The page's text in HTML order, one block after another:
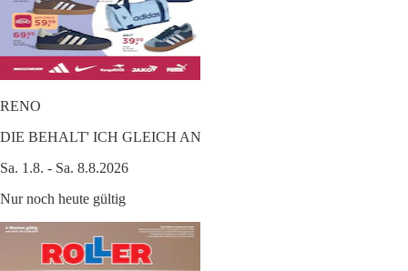
RENO
DIE BEHALT' ICH GLEICH AN
Sa. 1.8. - Sa. 8.8.2026
Nur noch heute gültig